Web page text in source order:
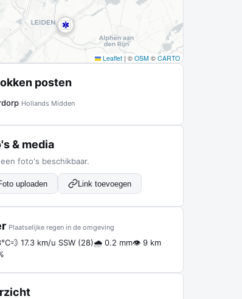
Leaflet | © OSM © CARTO
posten
Hollands Midden
& media
foto's beschikbaar.
uploaden Link toevoegen
Plaatselijke regen in de omgeving
💨 17.3 km/u SSW (28)🌧 0.2 mm👁 9 km